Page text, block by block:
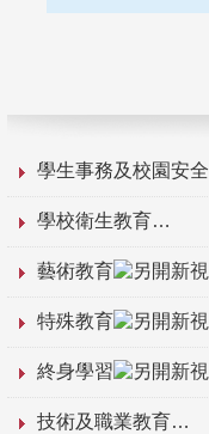
學生事務及校園安全
學校衛生教育
藝術教育
特殊教育
終身學習
技術及職業教育